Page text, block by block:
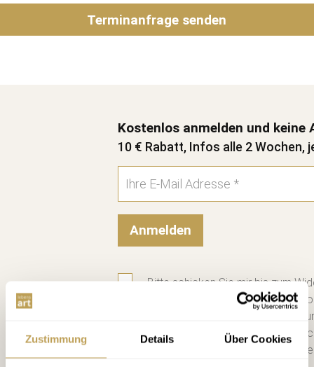
Zustimmung Details Über Cookies
Terminanfrage senden
Kostenlos anmelden und keine
10 € Rabatt, Infos alle 2 Wochen,
Anmelden
Bitte schicken Sie mir bis zum
zweiwöchigen Newsletter mit
habe ich
diese. Jederzeit abbestellbar.
Mail einen 10 € Gutschein für die